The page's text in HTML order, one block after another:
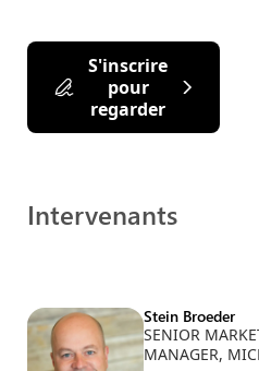
S'inscrire
pour
regarder
Intervenants
Stein Broeder
SENIOR
MANAGER,